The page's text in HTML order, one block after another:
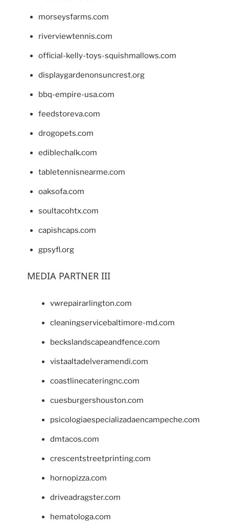
morseysfarms.com
riverviewtennis.com
official-kelly-toys-squishmallows.com
displaygardenonsuncrest.org
bbq-empire-usa.com
feedstoreva.com
drogopets.com
ediblechalk.com
tabletennisnearme.com
oaksofa.com
soultacohtx.com
capishcaps.com
gpsyfl.org
MEDIA PARTNER III
vwrepairarlington.com
cleaningservicebaltimore-md.com
beckslandscapeandfence.com
vistaaltadelveramendi.com
coastlinecateringnc.com
cuesburgershouston.com
psicologiaespecializadaencampeche.com
dmtacos.com
crescentstreetprinting.com
hornopizza.com
driveadragster.com
hematologa.com